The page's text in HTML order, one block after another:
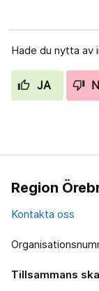
Hade du nytta av
JA
Region
Kontakta oss
Tillsammans